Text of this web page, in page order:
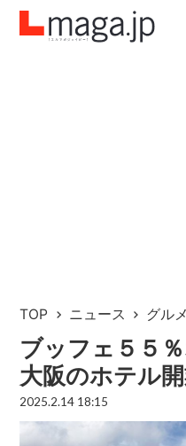
TOP ニュース グルメ
ブッフェ５５
大阪のホテル
2025.2.14 18:15